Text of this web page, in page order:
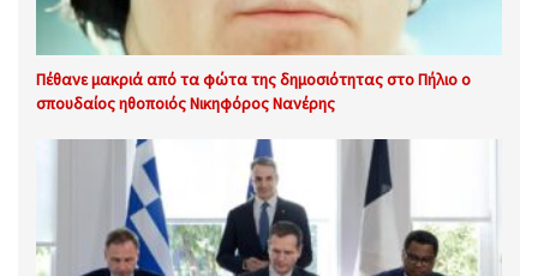
Πέθανε μακριά από τα φώτα της δημοσιότητας στο Πήλιο ο
σπουδαίος ηθοποιός Νικηφόρος Νανέρης